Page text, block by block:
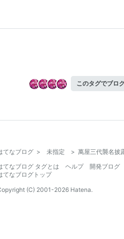
このタグでブロ
てなブログ > 未指定 > 萬屋三代襲名披
てなブログ タグとは
ヘルプ
開発ブログ
てなブログトップ
(C) 2001-2026 Hatena.